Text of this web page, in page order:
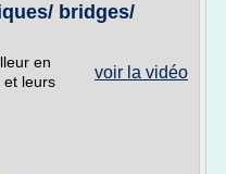
bridges/
voir la vidéo
en
et leurs